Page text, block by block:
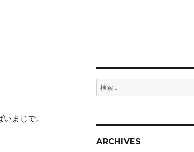
まじで。
検
索:
ARCHIVES